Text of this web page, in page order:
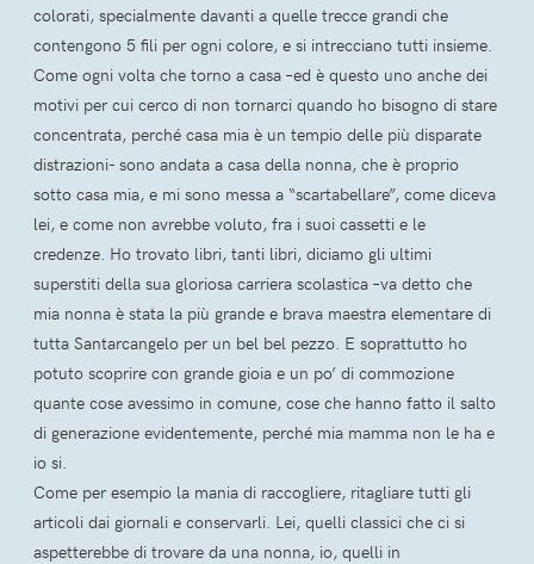
colorati, specialmente davanti a quelle trecce grandi che
contengono 5 fili per ogni colore, e si intrecciano tutti insieme.
Come ogni volta che torno a casa –ed è questo uno anche dei
motivi per cui cerco di non tornarci quando ho bisogno di stare
concentrata, perché casa mia è un tempio delle più disparate
distrazioni- sono andata a casa della nonna, che è proprio
sotto casa mia, e mi sono messa a “scartabellare”, come diceva
lei, e come non avrebbe voluto, fra i suoi cassetti e le
credenze. Ho trovato libri, tanti libri, diciamo gli ultimi
superstiti della sua gloriosa carriera scolastica –va detto che
mia nonna è stata la più grande e brava maestra elementare di
tutta Santarcangelo per un bel bel pezzo. E soprattutto ho
potuto scoprire con grande gioia e un po’ di commozione
quante cose avessimo in comune, cose che hanno fatto il salto
di generazione evidentemente, perché mia mamma non le ha e
io si.
Come per esempio la mania di raccogliere, ritagliare tutti gli
articoli dai giornali e conservarli. Lei, quelli classici che ci si
aspetterebbe di trovare da una nonna, io, quelli in